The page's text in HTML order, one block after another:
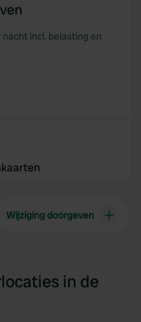
incl. belasting en
Wijziging doorgeven
in de